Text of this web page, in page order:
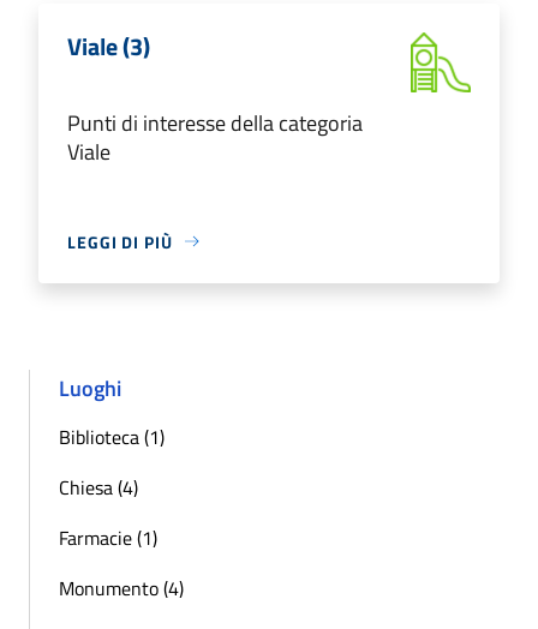
Viale (3)
Punti di interesse della categoria
Viale
LEGGI DI PIÙ
Luoghi
Biblioteca (1)
Chiesa (4)
Farmacie (1)
Monumento (4)